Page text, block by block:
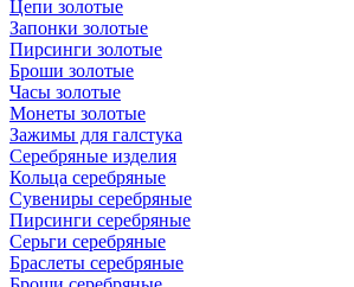
Цепи золотые
Запонки золотые
Пирсинги золотые
Броши золотые
Часы золотые
Монеты золотые
Зажимы для галстука
Серебряные изделия
Кольца серебряные
Сувениры серебряные
Пирсинги серебряные
Серьги серебряные
Браслеты серебряные